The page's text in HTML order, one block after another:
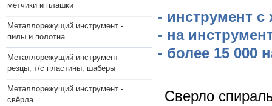
метчики и плашки
Металлорежущий инструмент -
пилы и полотна
Металлорежущий инструмент -
резцы, т/с пластины, шаберы
Металлорежущий инструмент -
свёрла
- инструмент
- на
- более 15 000
Сверло